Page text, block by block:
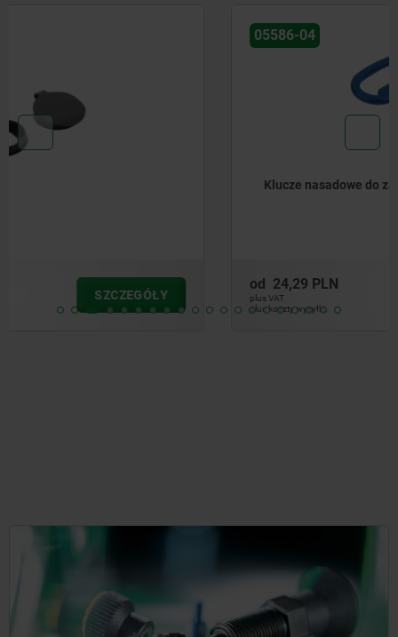
24,29 PLN
plus koszty wysyłki
SZCZEGÓŁY